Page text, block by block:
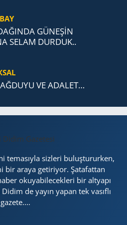
GÜNEŞİN
SELAM DURDUK..
VE ADA­LET…
temasıyla sizleri buluştururken,
bir araya getiriyor. Şatafattan
okuyabilecekleri bir altyapı
de yayın yapan tek vasıflı
gazete....